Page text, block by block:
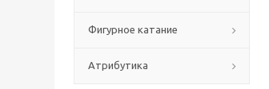
Фигурное катание
Атрибутика